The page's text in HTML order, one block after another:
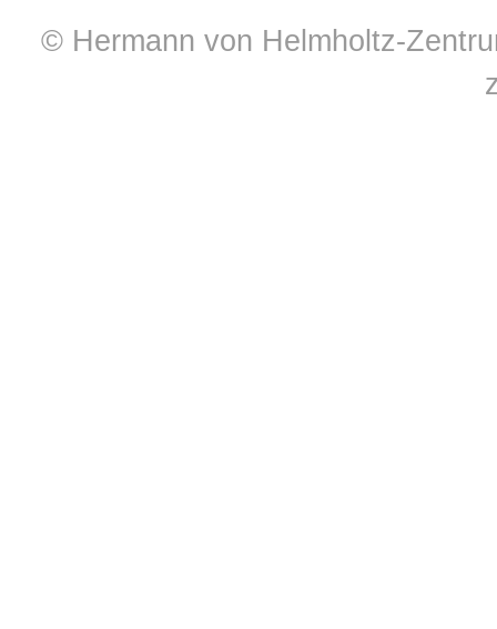
© Hermann von Helmholtz-